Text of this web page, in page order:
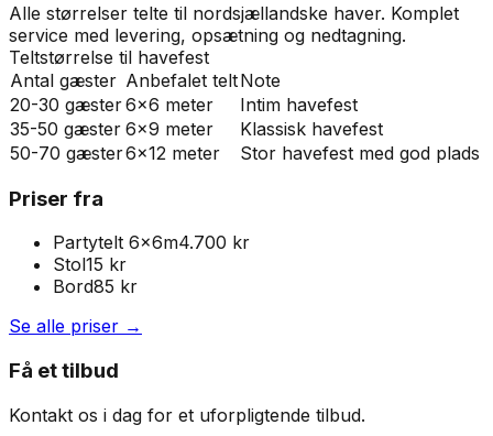
Alle størrelser telte til nordsjællandske haver. Komplet
service med levering, opsætning og nedtagning.
Teltstørrelse til havefest
Antal gæster Anbefalet teltNote
20-30 gæster6x6 meter
Intim havefest
35-50 gæster 6x9 meter
Klassisk havefest
50-70 gæster6x12 meter Stor havefest med god plads
Priser fra
Partytelt 6x6m4.700 kr
Stol15 kr
Bord85 kr
Se alle priser →
Få et tilbud
Kontakt os i dag for et uforpligtende tilbud.